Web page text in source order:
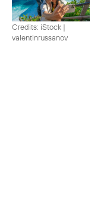
Credits: iStock |
valentinrussanov